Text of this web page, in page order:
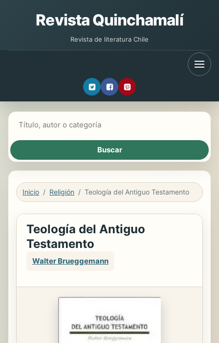
Revista Quinchamalí
Revista de literatura Chile
Inicio Religión Teología del Antiguo Testamento
Teología del Antiguo
Testamento
Walter Brueggemann